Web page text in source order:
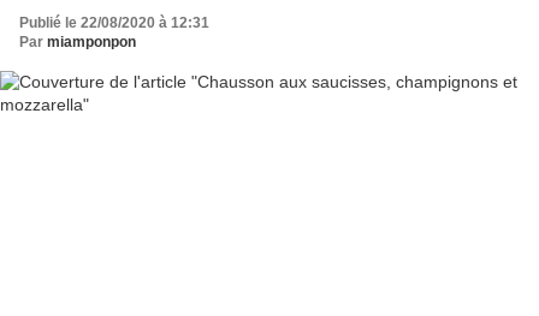
Publié le 22/08/2020 à 12:31
Par miamponpon